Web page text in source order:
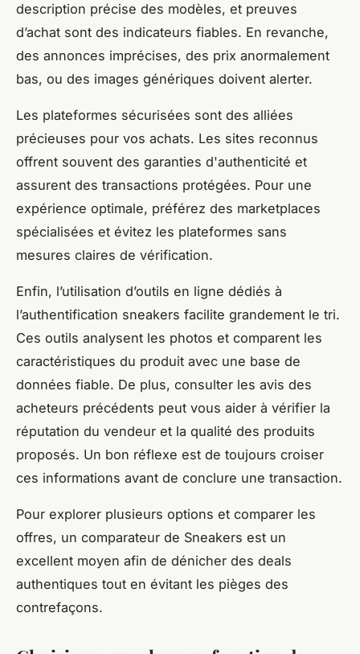
description précise des modèles, et preuves
d’achat sont des indicateurs fiables. En revanche,
des annonces imprécises, des prix anormalement
bas, ou des images génériques doivent alerter.
Les plateformes sécurisées sont des alliées
précieuses pour vos achats. Les sites reconnus
offrent souvent des garanties d'authenticité et
assurent des transactions protégées. Pour une
expérience optimale, préférez des marketplaces
spécialisées et évitez les plateformes sans
mesures claires de vérification.
Enfin, l’utilisation d’outils en ligne dédiés à
l’authentification sneakers facilite grandement le tri.
Ces outils analysent les photos et comparent les
caractéristiques du produit avec une base de
données fiable. De plus, consulter les avis des
acheteurs précédents peut vous aider à vérifier la
réputation du vendeur et la qualité des produits
proposés. Un bon réflexe est de toujours croiser
ces informations avant de conclure une transaction.
Pour explorer plusieurs options et comparer les
offres, un comparateur de Sneakers est un
excellent moyen afin de dénicher des deals
authentiques tout en évitant les pièges des
contrefaçons.